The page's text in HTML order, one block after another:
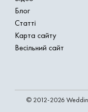
Блог
Статті
Карта сайту
Весільний сайт
© 2012-2026